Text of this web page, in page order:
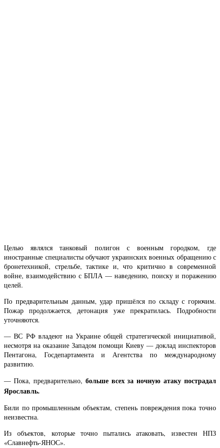
Целью являлся танковый полигон с военным городком, где
иностранные специалисты обучают украинских военных обращению с
бронетехникой, стрельбе, тактике и, что критично в современной
войне, взаимодействию с БПЛА — наведению, поиску и поражению
целей.
По предварительным данным, удар пришёлся по складу с горючим.
Пожар продолжается, детонация уже прекратилась. Подробности
уточняются.
— ВС РФ владеют на Украине общей стратегической инициативой,
несмотря на оказание Западом помощи Киеву — доклад инспекторов
Пентагона, Госдепартамента и Агентства по международному
развитию.
— Пока, предварительно, больше всех за ночную атаку пострадал
Ярославль.
Били по промышленным объектам, степень повреждения пока точно
неизвестна.
Из объектов, которые точно пытались атаковать, известен НПЗ
«Славнефть-ЯНОС».